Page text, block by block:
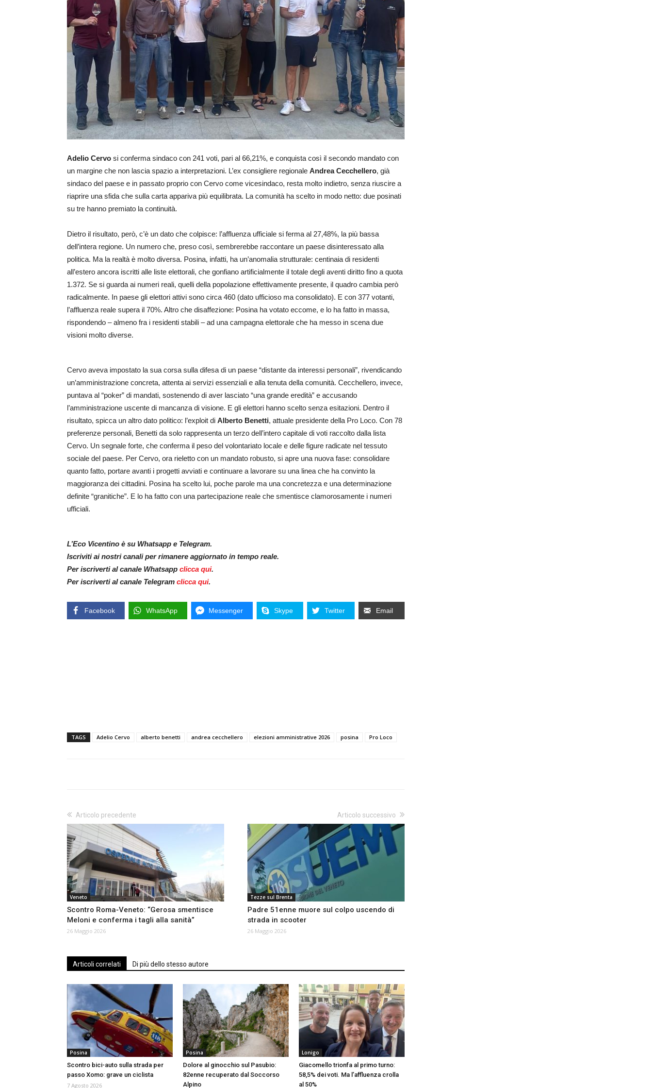
Adelio Cervo si conferma sindaco con 241 voti, pari al 66,21%, e conquista così il secondo mandato con
un margine che non lascia spazio a interpretazioni. L’ex consigliere regionale Andrea Cecchellero, già
sindaco del paese e in passato proprio con Cervo come vicesindaco, resta molto indietro, senza riuscire a
riaprire una sfida che sulla carta appariva più equilibrata. La comunità ha scelto in modo netto: due posinati
su tre hanno premiato la continuità.
Dietro il risultato, però, c’è un dato che colpisce: l’affluenza ufficiale si ferma al 27,48%, la più bassa
dell’intera regione. Un numero che, preso così, sembrerebbe raccontare un paese disinteressato alla
politica. Ma la realtà è molto diversa. Posina, infatti, ha un’anomalia strutturale: centinaia di residenti
all’estero ancora iscritti alle liste elettorali, che gonfiano artificialmente il totale degli aventi diritto fino a quota
1.372. Se si guarda ai numeri reali, quelli della popolazione effettivamente presente, il quadro cambia però
radicalmente. In paese gli elettori attivi sono circa 460 (dato ufficioso ma consolidato). E con 377 votanti,
l’affluenza reale supera il 70%. Altro che disaffezione: Posina ha votato eccome, e lo ha fatto in massa,
rispondendo – almeno fra i residenti stabili – ad una campagna elettorale che ha messo in scena due
visioni molto diverse.
Cervo aveva impostato la sua corsa sulla difesa di un paese “distante da interessi personali”, rivendicando
un’amministrazione concreta, attenta ai servizi essenziali e alla tenuta della comunità. Cecchellero, invece,
puntava al “poker” di mandati, sostenendo di aver lasciato “una grande eredità” e accusando
l’amministrazione uscente di mancanza di visione. E gli elettori hanno scelto senza esitazioni. Dentro il
risultato, spicca un altro dato politico: l’exploit di Alberto Benetti, attuale presidente della Pro Loco. Con 78
preferenze personali, Benetti da solo rappresenta un terzo dell’intero capitale di voti raccolto dalla lista
Cervo. Un segnale forte, che conferma il peso del volontariato locale e delle figure radicate nel tessuto
sociale del paese. Per Cervo, ora rieletto con un mandato robusto, si apre una nuova fase: consolidare
quanto fatto, portare avanti i progetti avviati e continuare a lavorare su una linea che ha convinto la
maggioranza dei cittadini. Posina ha scelto lui, poche parole ma una concretezza e una determinazione
definite “granitiche”. E lo ha fatto con una partecipazione reale che smentisce clamorosamente i numeri
ufficiali.
L’Eco Vicentino è su Whatsapp e Telegram.
Iscriviti ai nostri canali per rimanere aggiornato in tempo reale.
Per iscriverti al canale Whatsapp clicca qui.
Per iscriverti al canale Telegram clicca qui.
Facebook WhatsApp Messenger Skype Twitter Email
TAGS Adelio Cervo alberto benetti andrea cecchellero elezioni amministrative 2026 posina Pro Loco
Articolo precedente
Veneto
Scontro Roma-Veneto: “Gerosa smentisce
Meloni e conferma i tagli alla sanità”
26 Maggio 2026
Articolo successivo
Tezze sul Brenta
Padre 51enne muore sul colpo uscendo di
strada in scooter
26 Maggio 2026
Articoli correlati Di più dello stesso autore
Posina
Scontro bici-auto sulla strada per
passo Xomo: grave un ciclista
7 Agosto 2026
Posina
Dolore al ginocchio sul Pasubio:
82enne recuperato dal Soccorso
Alpino
Lonigo
Giacomello trionfa al primo turno:
58,5% dei voti. Ma l’affluenza crolla
al 50%